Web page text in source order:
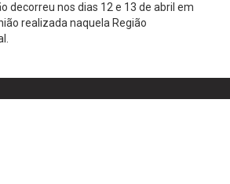
decorreu nos dias 12 e 13 de abril em
realizada naquela Região